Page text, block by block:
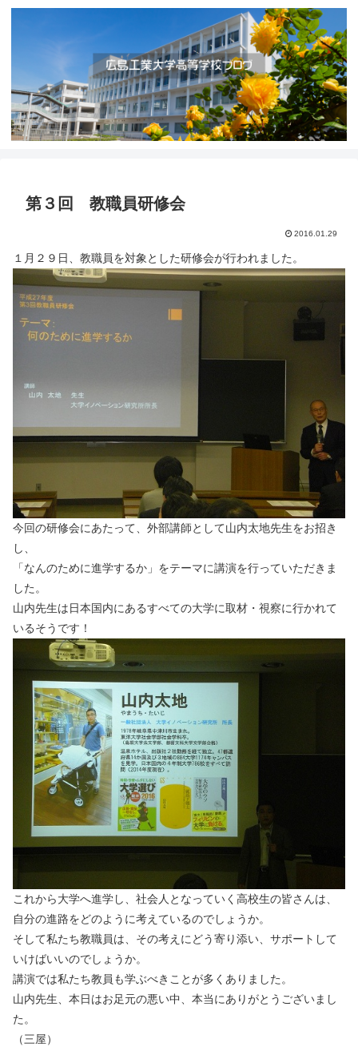
第３回 教職員研修会
2016.01.29
１月２９日、教職員を対象とした研修会が行われました。
今回の研修会にあたって、外部講師として山内太地先生をお招き
し、
「なんのために進学するか」をテーマに講演を行っていただきま
した。
山内先生は日本国内にあるすべての大学に取材・視察に行かれて
いるそうです！
これから大学へ進学し、社会人となっていく高校生の皆さんは、
自分の進路をどのように考えているのでしょうか。
そして私たち教職員は、その考えにどう寄り添い、サポートして
いけばいいのでしょうか。
講演では私たち教員も学ぶべきことが多くありました。
山内先生、本日はお足元の悪い中、本当にありがとうございまし
た。
（三屋）